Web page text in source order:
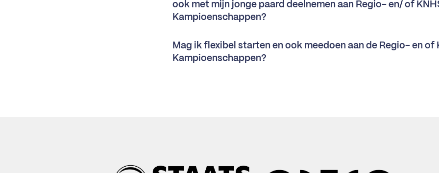
ook met mijn jonge paard deelnemen aan Regio- en/ of
Kampioenschappen?
Mag ik flexibel starten en ook meedoen aan de Regio- en of
Kampioenschappen?